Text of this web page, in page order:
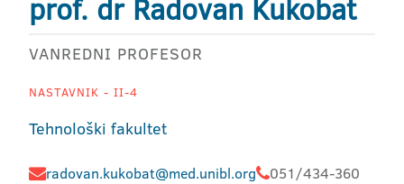
prof. dr Radovan Kukobat
VANREDNI PROFESOR
NASTAVNIK - II-4
Tehnološki fakultet
radovan.kukobat@med.unibl.org 051/434-360